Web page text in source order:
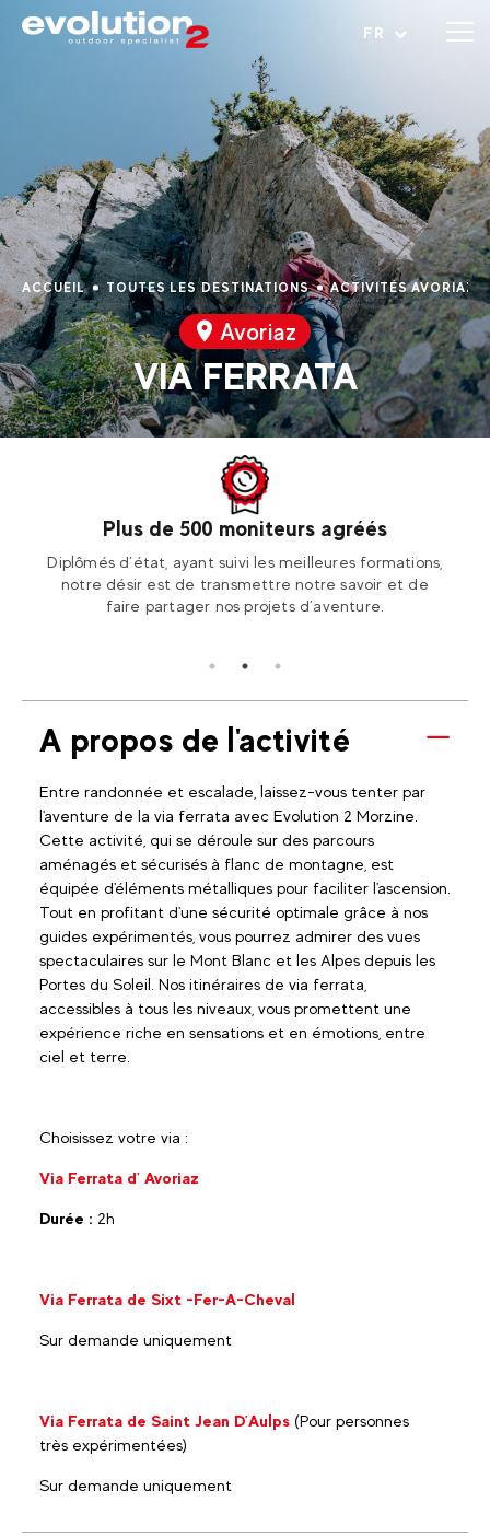
FR
Ouvrir le menu
ACCUEIL TOUTES LES DESTINATIONS ACTIVITÉS AVORIAZ
Avoriaz
VIA FERRATA
Plus de 500 moniteurs agréés
Diplômés d’état, ayant suivi les meilleures formations,
notre désir est de transmettre notre savoir et de
faire partager nos projets d’aventure.
A propos de l'activité
Entre randonnée et escalade, laissez-vous tenter par
l'aventure de la via ferrata avec Evolution 2 Morzine.
Cette activité, qui se déroule sur des parcours
aménagés et sécurisés à flanc de montagne, est
équipée d'éléments métalliques pour faciliter l'ascension.
Tout en profitant d'une sécurité optimale grâce à nos
guides expérimentés, vous pourrez admirer des vues
spectaculaires sur le Mont Blanc et les Alpes depuis les
Portes du Soleil. Nos itinéraires de via ferrata,
accessibles à tous les niveaux, vous promettent une
expérience riche en sensations et en émotions, entre
ciel et terre.
Choisissez votre via :
Via Ferrata d' Avoriaz
Durée : 2h
Via Ferrata de Sixt -Fer-A-Cheval
Sur demande uniquement
Via Ferrata de Saint Jean D’Aulps (Pour personnes
très expérimentées)
Sur demande uniquement